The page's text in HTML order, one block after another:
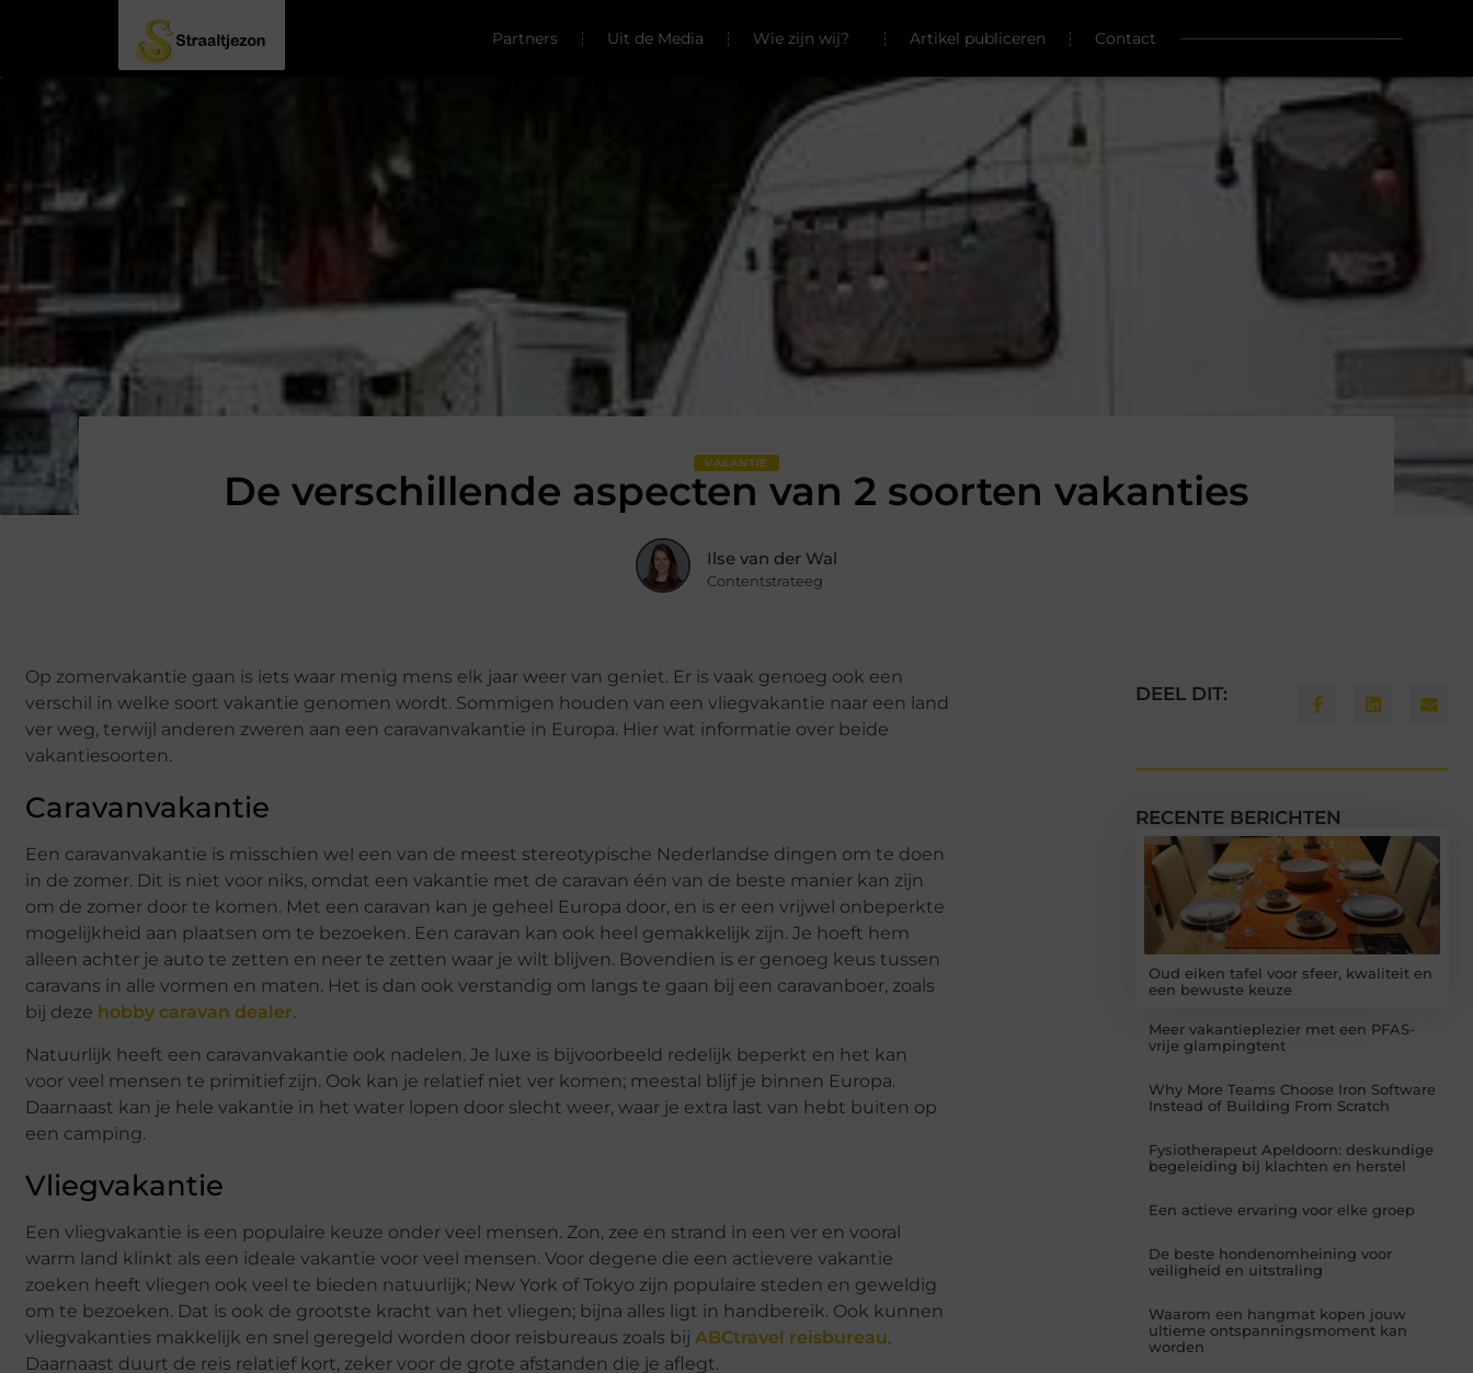
Partners Uit de Media Wie zijn wij? Artikel publiceren Contact
VAKANTIE
De verschillende aspecten van 2 soorten vakanties
Ilse van der Wal
Contentstrateeg
Op zomervakantie gaan is iets waar menig mens elk jaar weer van geniet. Er is vaak genoeg ook een
verschil in welke soort vakantie genomen wordt. Sommigen houden van een vliegvakantie naar een land
ver weg, terwijl anderen zweren aan een caravanvakantie in Europa. Hier wat informatie over beide
vakantiesoorten.
Caravanvakantie
Een caravanvakantie is misschien wel een van de meest stereotypische Nederlandse dingen om te doen
in de zomer. Dit is niet voor niks, omdat een vakantie met de caravan één van de beste manier kan zijn
om de zomer door te komen. Met een caravan kan je geheel Europa door, en is er een vrijwel onbeperkte
mogelijkheid aan plaatsen om te bezoeken. Een caravan kan ook heel gemakkelijk zijn. Je hoeft hem
alleen achter je auto te zetten en neer te zetten waar je wilt blijven. Bovendien is er genoeg keus tussen
caravans in alle vormen en maten. Het is dan ook verstandig om langs te gaan bij een caravanboer, zoals
bij deze hobby caravan dealer.
Natuurlijk heeft een caravanvakantie ook nadelen. Je luxe is bijvoorbeeld redelijk beperkt en het kan
voor veel mensen te primitief zijn. Ook kan je relatief niet ver komen; meestal blijf je binnen Europa.
Daarnaast kan je hele vakantie in het water lopen door slecht weer, waar je extra last van hebt buiten op
een camping.
Vliegvakantie
Een vliegvakantie is een populaire keuze onder veel mensen. Zon, zee en strand in een ver en vooral
warm land klinkt als een ideale vakantie voor veel mensen. Voor degene die een actievere vakantie
zoeken heeft vliegen ook veel te bieden natuurlijk; New York of Tokyo zijn populaire steden en geweldig
om te bezoeken. Dat is ook de grootste kracht van het vliegen; bijna alles ligt in handbereik. Ook kunnen
vliegvakanties makkelijk en snel geregeld worden door reisbureaus zoals bij ABCtravel reisbureau.
Daarnaast duurt de reis relatief kort, zeker voor de grote afstanden die je aflegt.
DEEL DIT:
RECENTE BERICHTEN
Oud eiken tafel voor sfeer, kwaliteit en
een bewuste keuze
Meer vakantieplezier met een PFAS-
vrije glampingtent
Why More Teams Choose Iron Software
Instead of Building From Scratch
Fysiotherapeut Apeldoorn: deskundige
begeleiding bij klachten en herstel
Een actieve ervaring voor elke groep
De beste hondenomheining voor
veiligheid en uitstraling
Waarom een hangmat kopen jouw
ultieme ontspanningsmoment kan
worden